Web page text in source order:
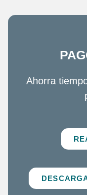
Ahorra